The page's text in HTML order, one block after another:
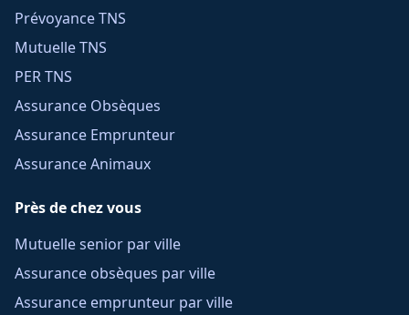
Prévoyance TNS
Mutuelle TNS
PER TNS
Assurance Obsèques
Assurance Emprunteur
Assurance Animaux
Près de chez vous
Mutuelle senior par ville
Assurance obsèques par ville
Assurance emprunteur par ville